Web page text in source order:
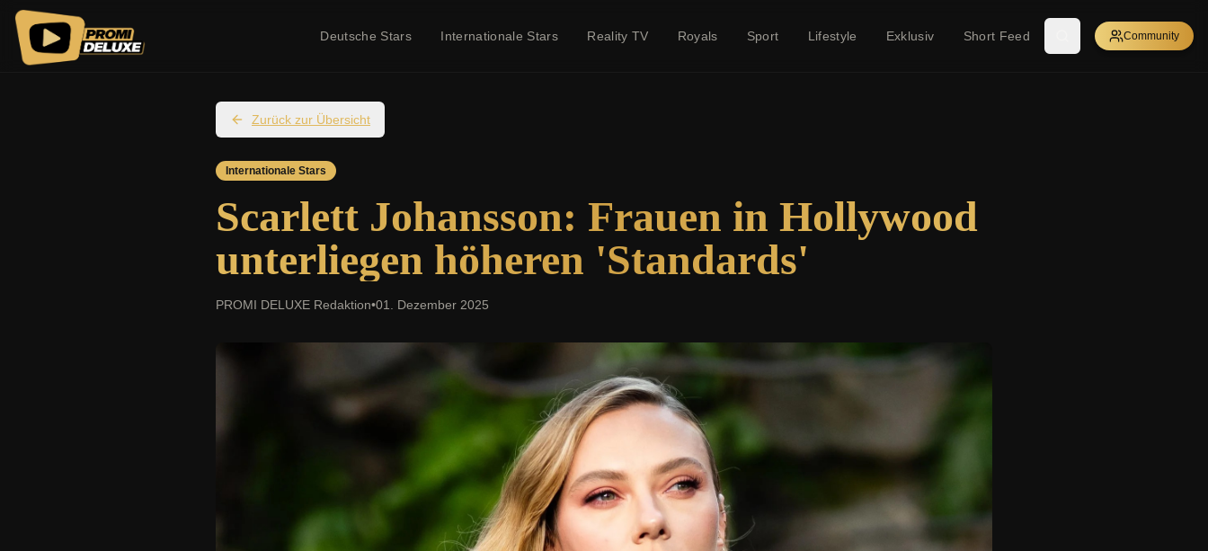
Deutsche Stars Internationale Stars Reality TV Royals Sport Lifestyle Exklusiv Short Feed Community
Zurück zur Übersicht
Internationale Stars
Scarlett Johansson: Frauen in Hollywood
unterliegen höheren 'Standards'
PROMI DELUXE Redaktion•01. Dezember 2025